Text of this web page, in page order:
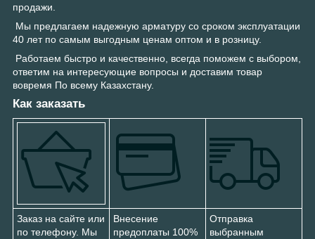
продажи.
Мы предлагаем надежную арматуру со сроком эксплуатации
40 лет по самым выгодным ценам оптом и в розницу.
Работаем быстро и качественно, всегда поможем с выбором,
ответим на интересующие вопросы и доставим товар
вовремя По всему Казахстану.
Как заказать
Заказ на сайте или
по телефону. Мы
Внесение
предоплаты 100%
Отправка
выбранным